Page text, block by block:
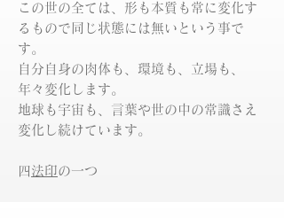
この世の全ては、形も本質も常に変化す
るもので同じ状態には無いという事で
す。
自分自身の肉体も、環境も、立場も、
年々変化します。
地球も宇宙も、言葉や世の中の常識さえ
変化し続けています。
​四法印の一つ